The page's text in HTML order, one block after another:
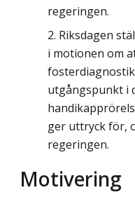
regeringen.
Riksdagen
i motionen om
utgångspunkt i
ger uttryck för,
regeringen.
Motivering